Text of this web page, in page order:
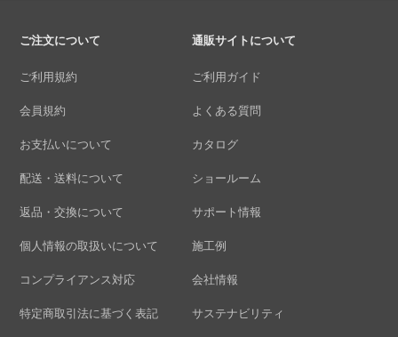
ご注文について
ご利用規約
会員規約
お支払いについて
配送・送料について
返品・交換について
個人情報の取扱いについて
コンプライアンス対応
特定商取引法に基づく表記
通販サイトについて
ご利用ガイド
よくある質問
カタログ
ショールーム
サポート情報
施工例
会社情報
サステナビリティ